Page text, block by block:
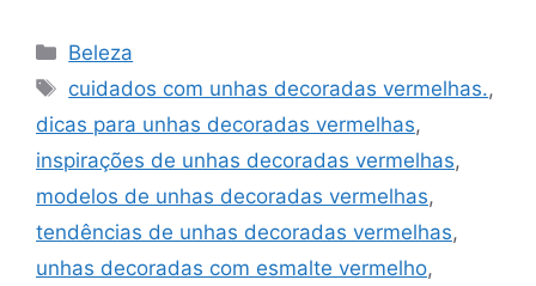
Categorias
Beleza
Tags
cuidados com unhas decoradas vermelhas.,
dicas para unhas decoradas vermelhas,
inspirações de unhas decoradas vermelhas,
modelos de unhas decoradas vermelhas,
tendências de unhas decoradas vermelhas,
unhas decoradas com esmalte vermelho,